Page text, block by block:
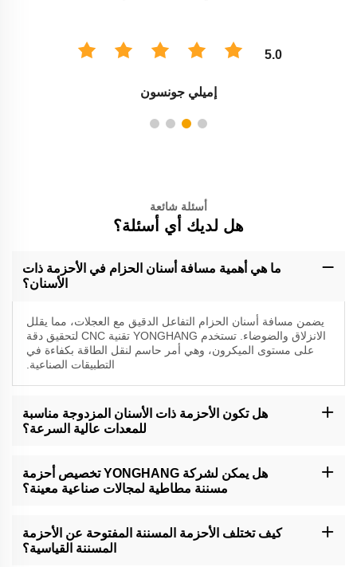
5.0
إميلي جونسون
أسئلة شائعة
هل لديك أي أسئلة؟
ما هي أهمية مسافة أسنان الحزام في الأحزمة ذات
الأسنان؟
يضمن مسافة أسنان الحزام التفاعل الدقيق مع العجلات، مما يقلل
الانزلاق والضوضاء. تستخدم YONGHANG تقنية CNC لتحقيق دقة
على مستوى الميكرون، وهي أمر حاسم لنقل الطاقة بكفاءة في
التطبيقات الصناعية.
هل تكون الأحزمة ذات الأسنان المزدوجة مناسبة
للمعدات عالية السرعة؟
مع بناء سلس ومواد مقاومة للحرارة لتحمل العمليات الشاقة.
هل يمكن لشركة YONGHANG تخصيص أحزمة
مسننة مطاطية لمجالات صناعية معينة؟
للاستهلاك الغذائي)، وملفات أسنان وأبعاد لتلبية المتطلبات الخاصة
بالصناعة، مثل معايير النظافة في تغليف الأغذية.
كيف تختلف الأحزمة المسننة المفتوحة عن الأحزمة
المسننة القياسية؟